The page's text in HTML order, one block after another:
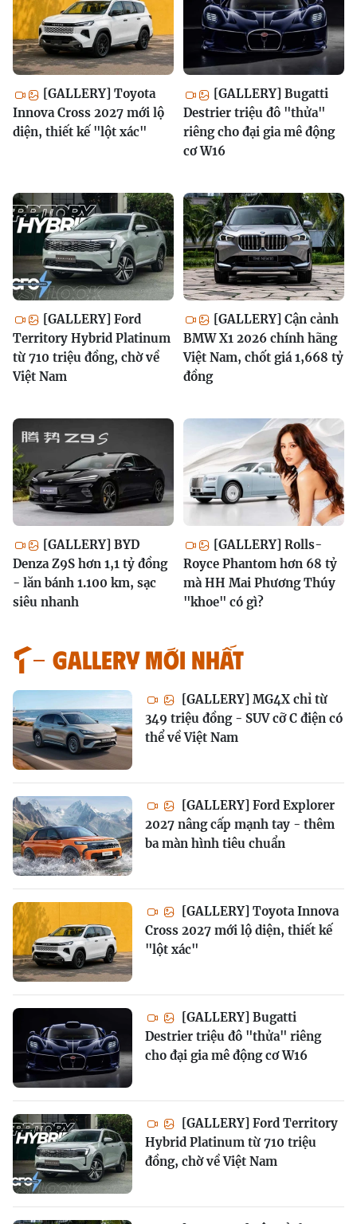
[GALLERY] Toyota
Innova Cross 2027 mới lộ
diện, thiết kế "lột xác"
[GALLERY] Bugatti
Destrier triệu đô "thửa"
riêng cho đại gia mê động
cơ W16
[GALLERY] Ford
Territory Hybrid Platinum
từ 710 triệu đồng, chờ về
Việt Nam
[GALLERY] Cận cảnh
BMW X1 2026 chính hãng
Việt Nam, chốt giá 1,668 tỷ
đồng
[GALLERY] BYD
Denza Z9S hơn 1,1 tỷ đồng
- lăn bánh 1.100 km, sạc
siêu nhanh
[GALLERY] Rolls-
Royce Phantom hơn 68 tỷ
mà HH Mai Phương Thúy
"khoe" có gì?
GALLERY MỚI NHẤT
[GALLERY] MG4X chỉ từ
349 triệu đồng - SUV cỡ C điện có
thể về Việt Nam
[GALLERY] Ford Explorer
2027 nâng cấp mạnh tay - thêm
ba màn hình tiêu chuẩn
[GALLERY] Toyota Innova
Cross 2027 mới lộ diện, thiết kế
"lột xác"
[GALLERY] Bugatti
Destrier triệu đô "thửa" riêng
cho đại gia mê động cơ W16
[GALLERY] Ford Territory
Hybrid Platinum từ 710 triệu
đồng, chờ về Việt Nam